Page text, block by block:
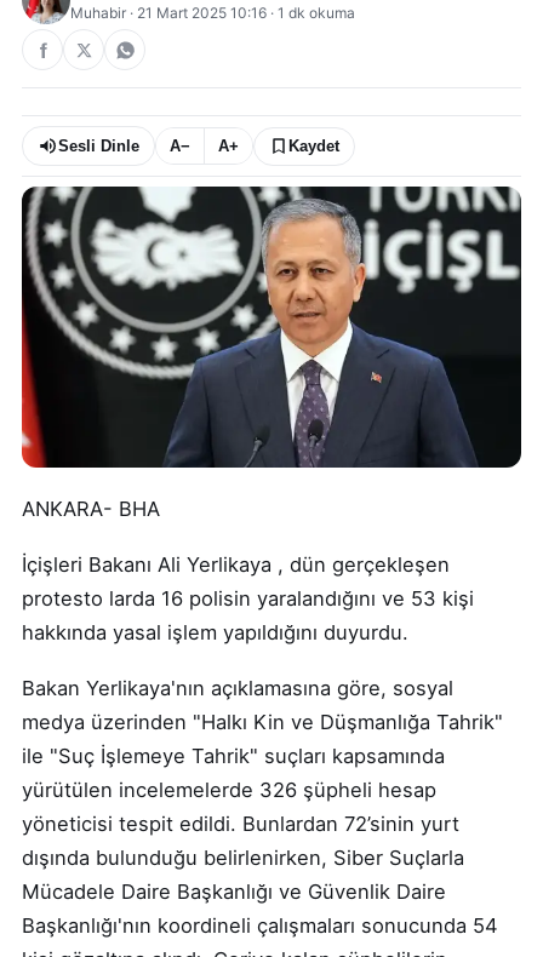
Muhabir · 21 Mart 2025 10:16 · 1 dk okuma
Sesli Dinle A− A+ Kaydet
ANKARA- BHA
İçişleri Bakanı Ali Yerlikaya , dün gerçekleşen
protesto larda 16 polisin yaralandığını ve 53 kişi
hakkında yasal işlem yapıldığını duyurdu.
Bakan Yerlikaya'nın açıklamasına göre, sosyal
medya üzerinden "Halkı Kin ve Düşmanlığa Tahrik"
ile "Suç İşlemeye Tahrik" suçları kapsamında
yürütülen incelemelerde 326 şüpheli hesap
yöneticisi tespit edildi. Bunlardan 72’sinin yurt
dışında bulunduğu belirlenirken, Siber Suçlarla
Mücadele Daire Başkanlığı ve Güvenlik Daire
Başkanlığı'nın koordineli çalışmaları sonucunda 54